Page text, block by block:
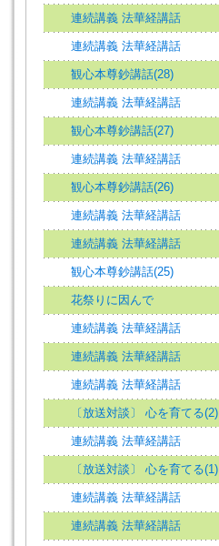
連続講義 法華経講話
連続講義 法華経講話
観心本尊鈔講話(28)
連続講義 法華経講話
観心本尊鈔講話(27)
連続講義 法華経講話
観心本尊鈔講話(26)
連続講義 法華経講話
連続講義 法華経講話
観心本尊鈔講話(25)
花祭りに因んで
連続講義 法華経講話
連続講義 法華経講話
連続講義 法華経講話
〔放送対談〕 心を育てる(2)
連続講義 法華経講話
〔放送対談〕 心を育てる(1)
連続講義 法華経講話
連続講義 法華経講話